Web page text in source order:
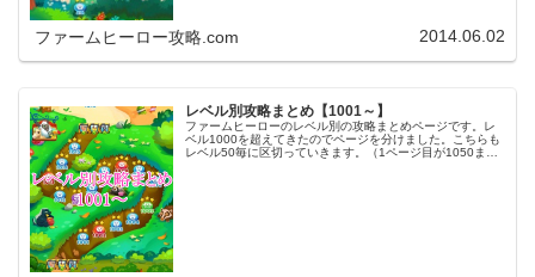
ファームヒーロー攻略.com 2014.06.02
レベル別攻略まとめ【1001～】
ファームヒーローのレベル別の攻略まとめページです。レ
ベル1000を超えてきたのでページを分けました。こちらも
レベル50毎に区切っていきます。（1ページ目が1050ま